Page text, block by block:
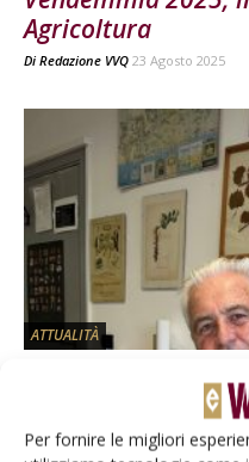
Per fornire le migliori
Agricoltura
Di Redazione VVQ 23 Agosto 2025
ATTUALITÀ
La vendemmia
Italiana della Vite e
DiRedazione VVQ 5 Agosto 2025